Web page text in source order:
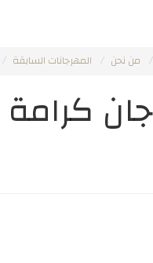
من نحن المهرجانات السابقة